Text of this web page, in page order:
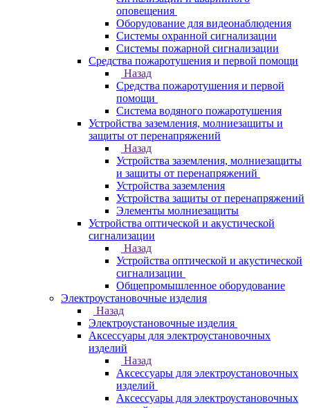
оповещения
Оборудование для видеонаблюдения
Системы охранной сигнализации
Системы пожарной сигнализации
Средства пожаротушения и первой помощи
Назад
Средства пожаротушения и первой
помощи
Система водяного пожаротушения
Устройства заземления, молниезащиты и
защиты от перенапряжений
Назад
Устройства заземления, молниезащиты
и защиты от перенапряжений
Устройства заземления
Устройства защиты от перенапряжений
Элементы молниезащиты
Устройства оптической и акустической
сигнализации
Назад
Устройства оптической и акустической
сигнализации
Общепромышленное оборудование
Электроустановочные изделия
Назад
Электроустановочные изделия
Аксессуары для электроустановочных
изделий
Назад
Аксессуары для электроустановочных
изделий
Аксессуары для электроустановочных